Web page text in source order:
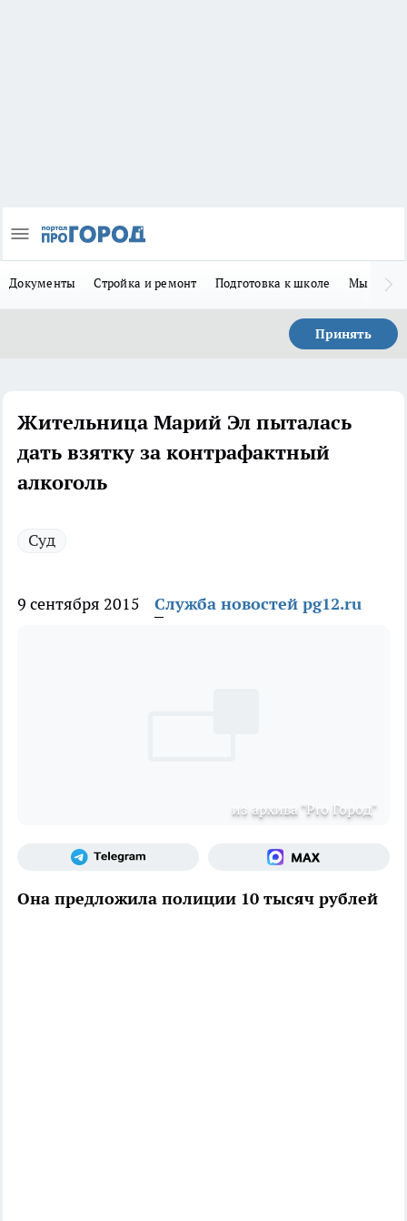
Документы Стройка и ремонт Подготовка к школе Мы в MAX
Принять
Жительница Марий Эл пыталась
дать взятку за контрафактный
алкоголь
Суд
9 сентября 2015 Служба новостей pg12.ru
из архива "Pro Город"
Она предложила полиции 10 тысяч рублей